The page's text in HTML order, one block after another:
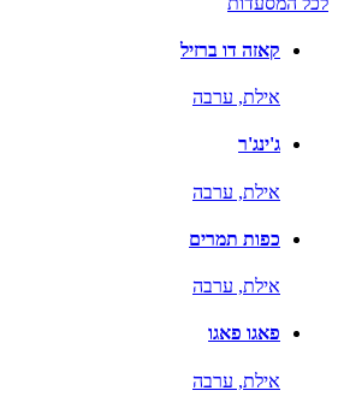
קאזה דו ברזיל
אילת, ערבה
ג'ינג'ר
אילת, ערבה
כפות תמרים
אילת, ערבה
פאגו פאגו
אילת, ערבה